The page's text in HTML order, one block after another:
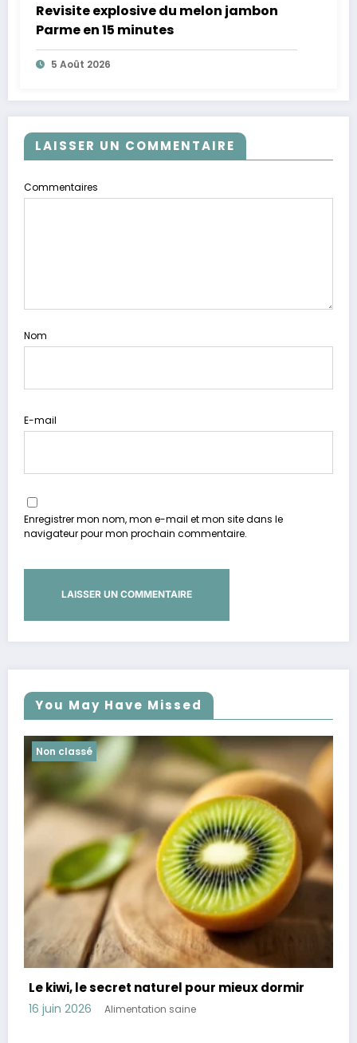
Revisite explosive du melon jambon
Parme en 15 minutes
5 Août 2026
LAISSER UN COMMENTAIRE
Commentaires
Nom
E-mail
Enregistrer mon nom, mon e-mail et mon site dans le
navigateur pour mon prochain commentaire.
You May Have Missed
dormir
Non classé
Révélation : 45 % des Français
troubles digestifs comment les éviter